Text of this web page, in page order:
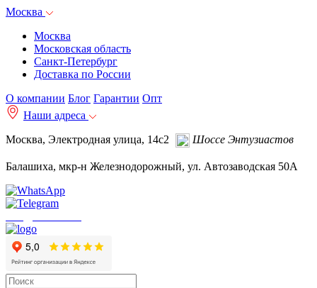
Москва
Москва
Московская область
Санкт-Петербург
Доставка по России
О компании Блог Гарантии Опт
Наши адреса
Москва, Электродная улица, 14с2
Шоссе Энтузиастов
Балашиха, мкр-н Железнодорожный, ул. Автозаводская 50А